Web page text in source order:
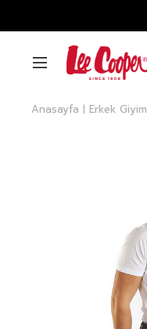
Anasayfa Erkek Giyim